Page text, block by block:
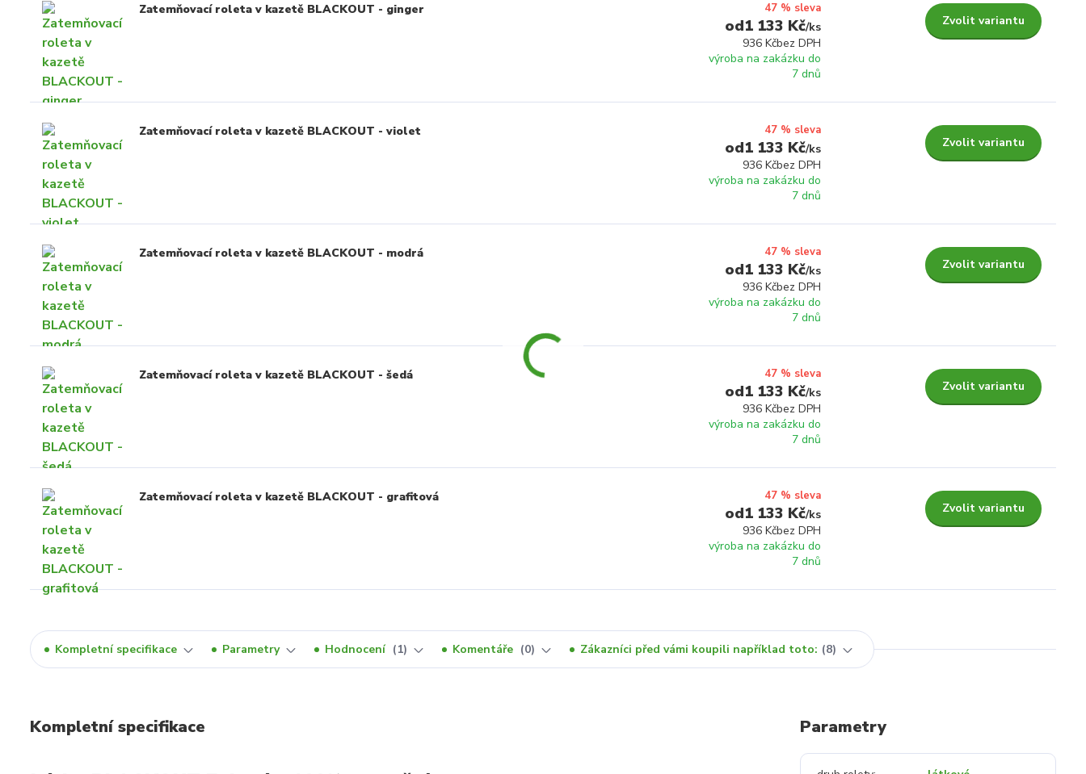
Zatemňovací roleta v kazetě BLACKOUT - ginger 47 % sleva
1 133 Kč/ks
936 Kčbez DPH
výroba na zakázku do
7 dnů
Zvolit variantu
Zatemňovací roleta v kazetě BLACKOUT - violet 47 % sleva
1 133 Kč/ks
936 Kčbez DPH
výroba na zakázku do
7 dnů
Zvolit variantu
Zatemňovací roleta v kazetě BLACKOUT - modrá 47 % sleva
1 133 Kč/ks
936 Kčbez DPH
výroba na zakázku do
7 dnů
Zvolit variantu
Zatemňovací roleta v kazetě BLACKOUT - šedá 47 % sleva
1 133 Kč/ks
936 Kčbez DPH
výroba na zakázku do
7 dnů
Zvolit variantu
Zatemňovací roleta v kazetě BLACKOUT - grafitová 47 % sleva
1 133 Kč/ks
936 Kčbez DPH
výroba na zakázku do
7 dnů
Zvolit variantu
Kompletní specifikace Parametry Hodnocení 1 Komentáře 0 Zákazníci před vámi koupili například toto: 8
Kompletní specifikace Parametry